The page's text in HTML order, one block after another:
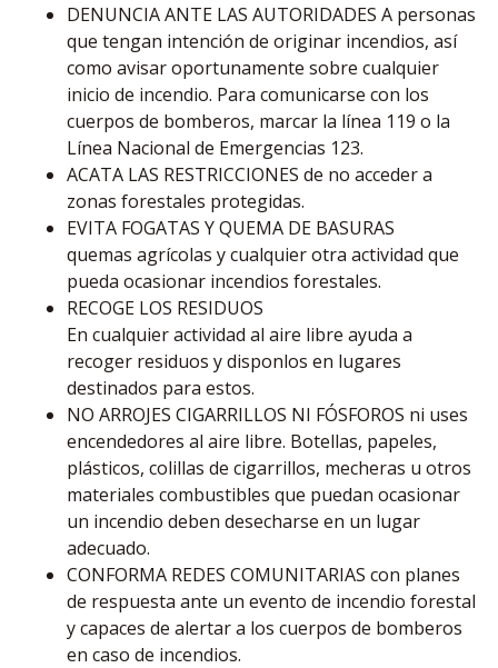
DENUNCIA ANTE LAS AUTORIDADES A personas
que tengan intención de originar incendios, así
como avisar oportunamente sobre cualquier
inicio de incendio. Para comunicarse con los
cuerpos de bomberos, marcar la línea 119 o la
Línea Nacional de Emergencias 123.
ACATA LAS RESTRICCIONES de no acceder a
zonas forestales protegidas.
EVITA FOGATAS Y QUEMA DE BASURAS
quemas agrícolas y cualquier otra actividad que
pueda ocasionar incendios forestales.
RECOGE LOS RESIDUOS
En cualquier actividad al aire libre ayuda a
recoger residuos y disponlos en lugares
destinados para estos.
NO ARROJES CIGARRILLOS NI FÓSFOROS ni uses
encendedores al aire libre. Botellas, papeles,
plásticos, colillas de cigarrillos, mecheras u otros
materiales combustibles que puedan ocasionar
un incendio deben desecharse en un lugar
adecuado.
CONFORMA REDES COMUNITARIAS con planes
de respuesta ante un evento de incendio forestal
y capaces de alertar a los cuerpos de bomberos
en caso de incendios.